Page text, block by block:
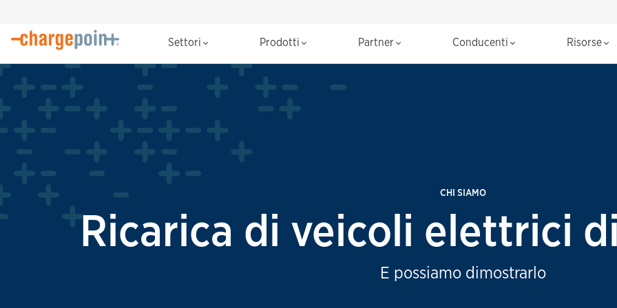
Settori Prodotti Partner Conducenti Risorse
CHI SIAMO
Ricarica di veicoli elettrici
E possiamo dimostrarlo